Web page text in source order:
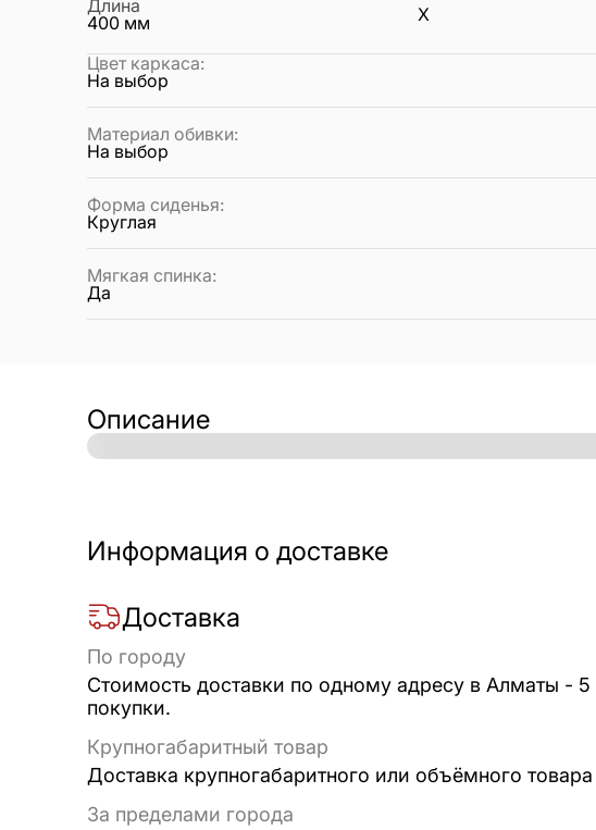
Длина
400 мм X
Цвет каркаса:
На выбор
Материал обивки:
На выбор
Форма сиденья:
Круглая
Мягкая спинка:
Да
Описание
Информация о доставке
Доставка
По городу
Стоимость доставки по одному адресу в Алматы -
покупки.
Крупногабаритный товар
Доставка крупногабаритного или объёмного
За пределами города